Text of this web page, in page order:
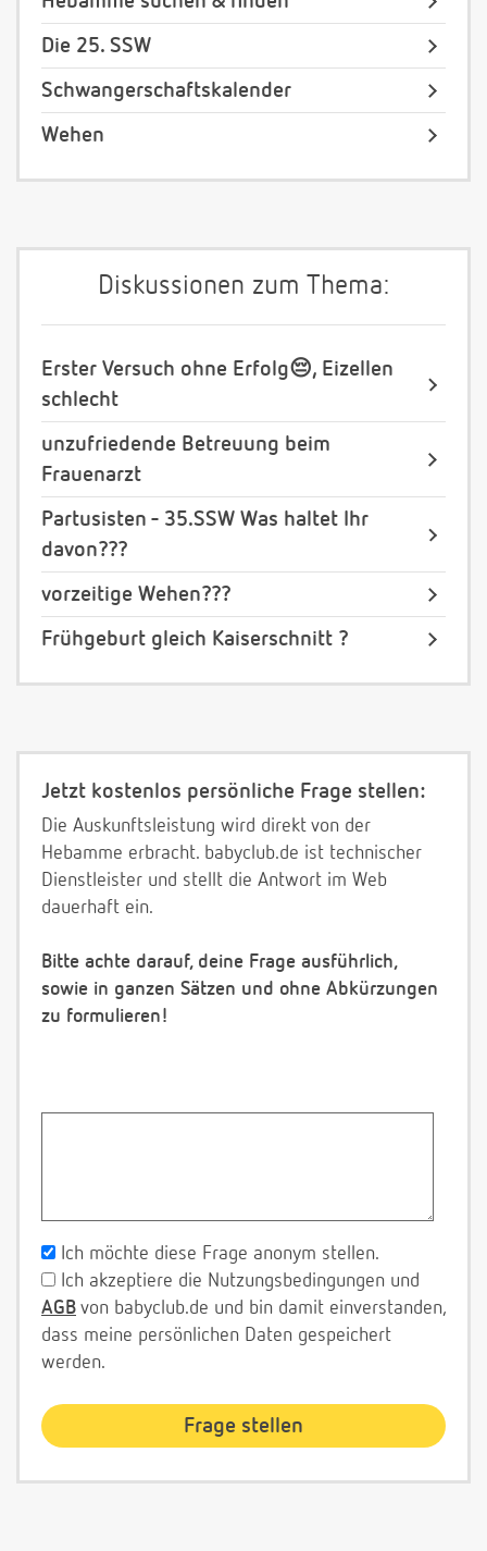
Die 25. SSW
Schwangerschaftskalender
Wehen
Diskussionen zum Thema:
Erster Versuch ohne Erfolg😔, Eizellen
schlecht
unzufriedende Betreuung beim
Frauenarzt
Partusisten - 35.SSW Was haltet Ihr
davon???
vorzeitige Wehen???
Frühgeburt gleich Kaiserschnitt ?
Jetzt kostenlos persönliche Frage stellen:
Die Auskunftsleistung wird direkt von der
Hebamme erbracht. babyclub.de ist technischer
Dienstleister und stellt die Antwort im Web
dauerhaft ein.
Bitte achte darauf, deine Frage ausführlich,
sowie in ganzen Sätzen und ohne Abkürzungen
zu formulieren!
Ich möchte diese Frage anonym stellen.
Ich akzeptiere die Nutzungsbedingungen und
AGB von babyclub.de und bin damit einverstanden,
dass meine persönlichen Daten gespeichert
werden.